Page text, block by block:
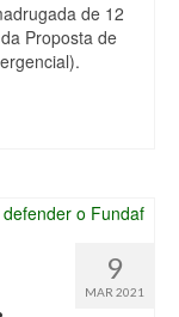
de 12
Proposta de
9
MAR 2021